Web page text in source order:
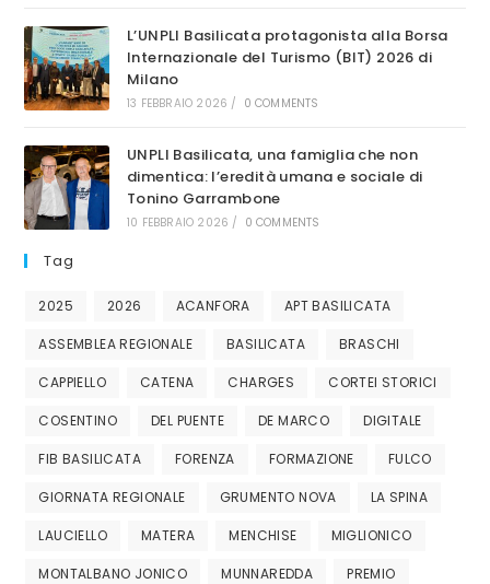
L’UNPLI Basilicata protagonista alla Borsa
Internazionale del Turismo (BIT) 2026 di
Milano
13 FEBBRAIO 2026 / 0 COMMENTS
UNPLI Basilicata, una famiglia che non
dimentica: l’eredità umana e sociale di
Tonino Garrambone
10 FEBBRAIO 2026 / 0 COMMENTS
Tag
2025 2026 ACANFORA APT BASILICATA
ASSEMBLEA REGIONALE BASILICATA BRASCHI
CAPPIELLO CATENA CHARGES CORTEI STORICI
COSENTINO DEL PUENTE DE MARCO DIGITALE
FIB BASILICATA FORENZA FORMAZIONE FULCO
GIORNATA REGIONALE GRUMENTO NOVA LA SPINA
LAUCIELLO MATERA MENCHISE MIGLIONICO
MONTALBANO JONICO MUNNAREDDA PREMIO